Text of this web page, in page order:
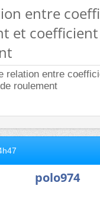
entre
et
relation entre
roulement
polo974